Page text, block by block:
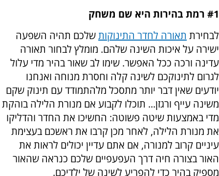
#1 רמת בהירות היא שם משחק
לבחירת תאורה לחדר התינוקותשלכם תהיה השפעה
ישירה על איכות השינה שלהם. מומלץ לבחור תאורה
עדינה ורכה ככל האפשר. שימו לב שאור בהיר מדי עלול
לגרום לתינוקכם לשינה קלה וחסרת מנוחה ואנחנו
יודעים שאין דבר יותר מתסכל מלהתמודד עם תינוק שקם
משינה עייף ורגזן... תוכלו לקבוע אם מנורת הלילה בוהקת
מדי באמצעות שיטה פשוטה: החשיכו את החדר והדליקו
את מנורת הלילה, לאחר מכן קרבו את ראשכם בעצימת
עיניים קרוב למנורה, אם אתם עדיין יכולים לראות את
האור בצורה חיה דרך העפעפיים שלכם כנראה שהאור
מספיק בהיר כדי להפריע לשינה של ילדיכם.